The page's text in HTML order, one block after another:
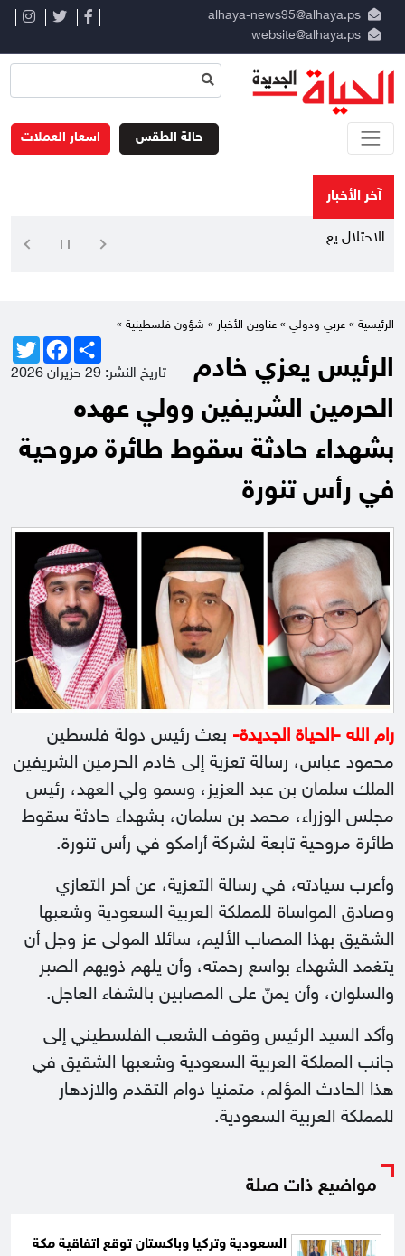
alhaya-news95@alhaya.ps
website@alhaya.ps
اسعار العملات حالة الطقس
آخر الأخبار
الاحتلال يعيق تن
الرئيسية » عربي ودولي » عناوين الأخبار » شؤون فلسطينية »
FacebookShare
تاريخ النشر: 29 حزيران 2026
الرئيس يعزي خادم
الحرمين الشريفين وولي عهده
بشهداء حادثة سقوط طائرة مروحية
في رأس تنورة
رام الله -الحياة الجديدة- بعث رئيس دولة فلسطين
محمود عباس، رسالة تعزية إلى خادم الحرمين الشريفين
الملك سلمان بن عبد العزيز، وسمو ولي العهد، رئيس
مجلس الوزراء، محمد بن سلمان، بشهداء حادثة سقوط
طائرة مروحية تابعة لشركة أرامكو في رأس تنورة.
وأعرب سيادته، في رسالة التعزية، عن أحر التعازي
وصادق المواساة للمملكة العربية السعودية وشعبها
الشقيق بهذا المصاب الأليم، سائلا المولى عز وجل أن
يتغمد الشهداء بواسع رحمته، وأن يلهم ذويهم الصبر
والسلوان، وأن يمنّ على المصابين بالشفاء العاجل.
وأكد السيد الرئيس وقوف الشعب الفلسطيني إلى
جانب المملكة العربية السعودية وشعبها الشقيق في
هذا الحادث المؤلم، متمنيا دوام التقدم والازدهار
للمملكة العربية السعودية.
مواضيع ذات صلة
السعودية وتركيا وباكستان توقع اتفاقية مكة